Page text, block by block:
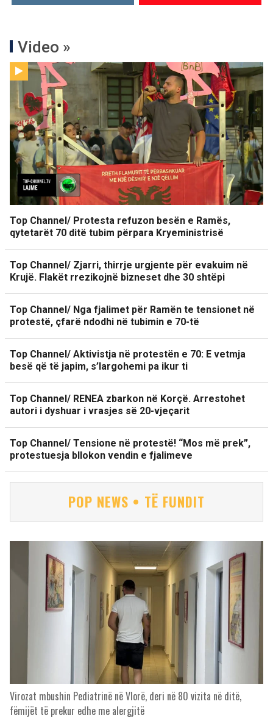
Video »
Top Channel/ Protesta refuzon besën e Ramës,
qytetarët 70 ditë tubim përpara Kryeministrisë
Top Channel/ Zjarri, thirrje urgjente për evakuim në
Krujë. Flakët rrezikojnë bizneset dhe 30 shtëpi
Top Channel/ Nga fjalimet për Ramën te tensionet në
protestë, çfarë ndodhi në tubimin e 70-të
Top Channel/ Aktivistja në protestën e 70: E vetmja
besë që të japim, s’largohemi pa ikur ti
Top Channel/ RENEA zbarkon në Korçë. Arrestohet
autori i dyshuar i vrasjes së 20-vjeçarit
Top Channel/ Tensione në protestë! “Mos më prek”,
protestuesja bllokon vendin e fjalimeve
POP NEWS • TË FUNDIT
Virozat mbushin Pediatrinë në Vlorë, deri në 80 vizita në ditë,
fëmijët të prekur edhe me alergjitë